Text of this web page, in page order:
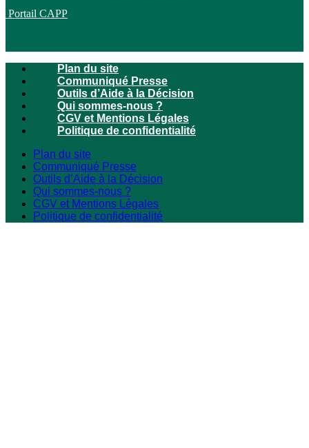
Portail CAPP
Plan du site
Communiqué Presse
Outils d’Aide à la Décision
Qui sommes-nous ?
CGV et Mentions Légales
Politique de confidentialité
Plan du site
Communiqué Presse
Outils d’Aide à la Décision
Qui sommes-nous ?
CGV et Mentions Légales
Politique de confidentialité